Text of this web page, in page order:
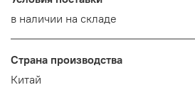
в наличии на складе
Страна производства
Китай